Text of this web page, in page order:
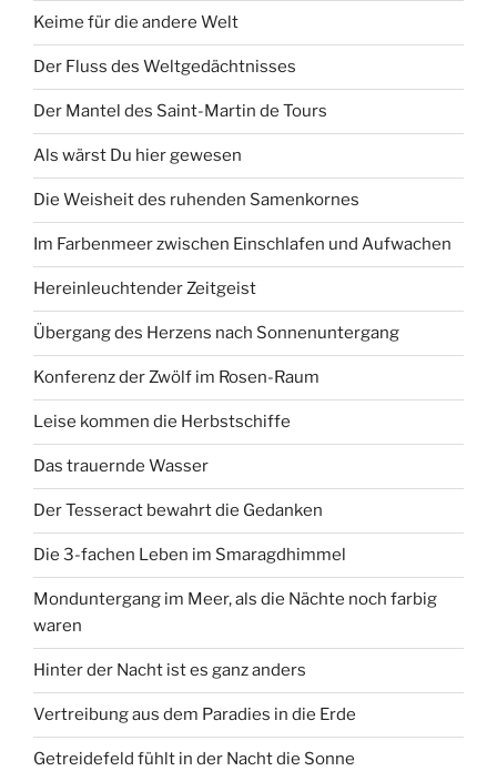
Keime für die andere Welt
Der Fluss des Weltgedächtnisses
Der Mantel des Saint-Martin de Tours
Als wärst Du hier gewesen
Die Weisheit des ruhenden Samenkornes
Im Farbenmeer zwischen Einschlafen und Aufwachen
Hereinleuchtender Zeitgeist
Übergang des Herzens nach Sonnenuntergang
Konferenz der Zwölf im Rosen-Raum
Leise kommen die Herbstschiffe
Das trauernde Wasser
Der Tesseract bewahrt die Gedanken
Die 3-fachen Leben im Smaragdhimmel
Monduntergang im Meer, als die Nächte noch farbig
waren
Hinter der Nacht ist es ganz anders
Vertreibung aus dem Paradies in die Erde
Getreidefeld fühlt in der Nacht die Sonne